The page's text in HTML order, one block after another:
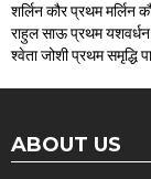
शर्लिन कौर प्रथम मर्लिन
राहुल साऊ प्रथम यशवर्धन
श्वेता जोशी प्रथम समृद्धि
ABOUT US